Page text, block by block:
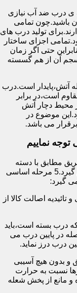
ی درب ضد آب نیازی
باشید.چون تمامی
تولید درب های
اجزای ساختار
حتی اگر زمان
آن از هم گسسته
آتش،پایدار است.درب
است،در برابر
محیط دچار آتش
موضوع در
می باشد.
نماییم
مطابق با دسته
بندی و مقاومت آن ها،باید تست روی آن انجام گیرد.5 مرحله اساسی
گیرد:
تائیدیه اصالت کالا از
درب بسته است،باید
در پایین درب می
و بدون هیچ آسیبی
نسبت به حرارت
مانع از پخش شعله